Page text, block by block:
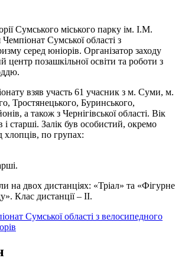
Сумського міського парку ім. І.М.
Сумської області з
серед юніорів. Організатор заходу
центр позашкільної освіти та роботи з
взяв участь 61 учасник з м. Суми, м.
Тростянецького, Буринського,
а також з Чернігівської області. Вік
і старші. Залік був особистий, окремо
хлопців, по групах:
на двох дистанціях: «Тріал» та «Фігурне
Клас дистанції – ІІ.
Сумської області з велосипедного